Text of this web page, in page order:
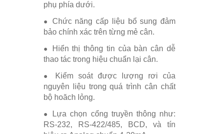
phụ phía dưới.
● Chức năng cấp liệu bổ sung đảm
bảo chính xác trên từng mẻ cân.
●
Hiển thị thông tin của bàn cân dễ
thao tác trong hiệu chuẩn lại cân.
●
Kiểm soát được lượng rơi của
nguyên liệu trong quá trình cân chất
bộ hoăch lỏng.
●
Lựa chọn cổng truyền thông như:
RS-232, RS-422/485, BCD, và tín